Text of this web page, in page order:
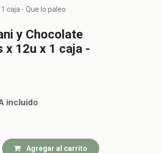
caja - Que lo paleo
y Chocolate
x 12u x 1 caja -
incluido
Agregar al carrito